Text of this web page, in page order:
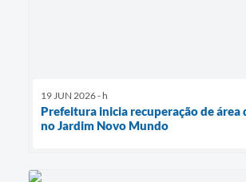
19 JUN 2026 - h
Prefeitura inicia recuperação de área
no Jardim Novo Mundo